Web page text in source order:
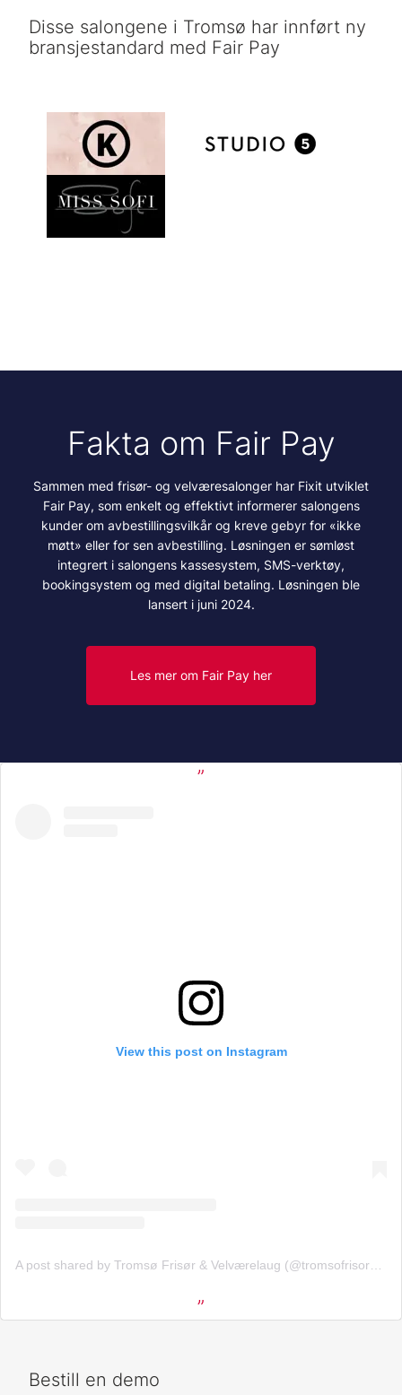
Disse salongene i Tromsø har innført ny
bransjestandard med Fair Pay
Fakta om Fair Pay
Sammen med frisør- og velværesalonger har Fixit utviklet
Fair Pay, som enkelt og effektivt informerer salongens
kunder om avbestillingsvilkår og kreve gebyr for «ikke
møtt» eller for sen avbestilling. Løsningen er sømløst
integrert i salongens kassesystem, SMS-verktøy,
bookingsystem og med digital betaling. Løsningen ble
lansert i juni 2024.
Les mer om Fair Pay her
View this post on Instagram
A post shared by Tromsø Frisør & Velværelaug (@tromsofrisorogvelvaerelaug)
Bestill en demo